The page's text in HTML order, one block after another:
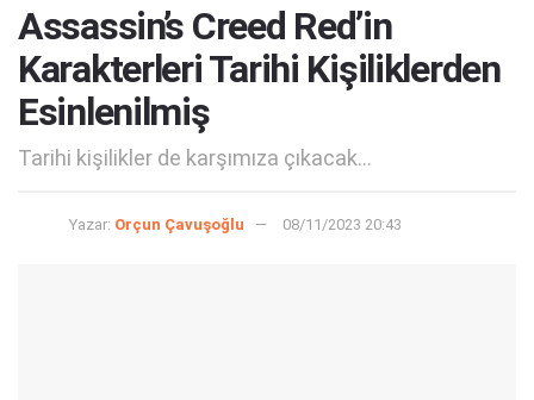
Assassin’s Creed Red’in
Karakterleri Tarihi Kişiliklerden
Esinlenilmiş
Tarihi kişilikler de karşımıza çıkacak...
Yazar: Orçun Çavuşoğlu 08/11/2023 20:43